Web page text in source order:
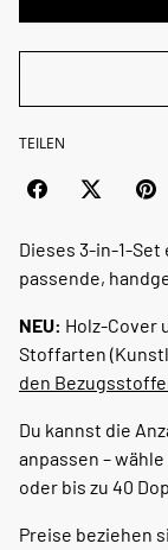
TEILEN
Dieses 3-in-1-
passende,
NEU: Holz-Cover
Stoffarten
den
Du kannst die
anpassen –
oder bis zu 40
Preise beziehen